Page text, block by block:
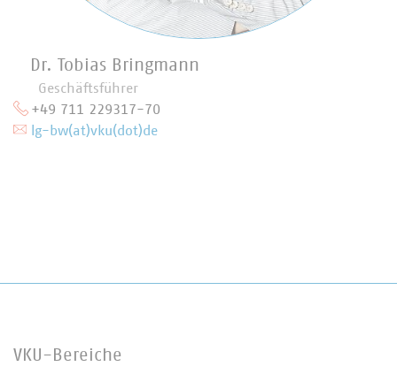
Dr. Tobias Bringmann
Geschäftsführer
+49 711 229317-70
lg-bw(at)vku(dot)de
VKU-Bereiche